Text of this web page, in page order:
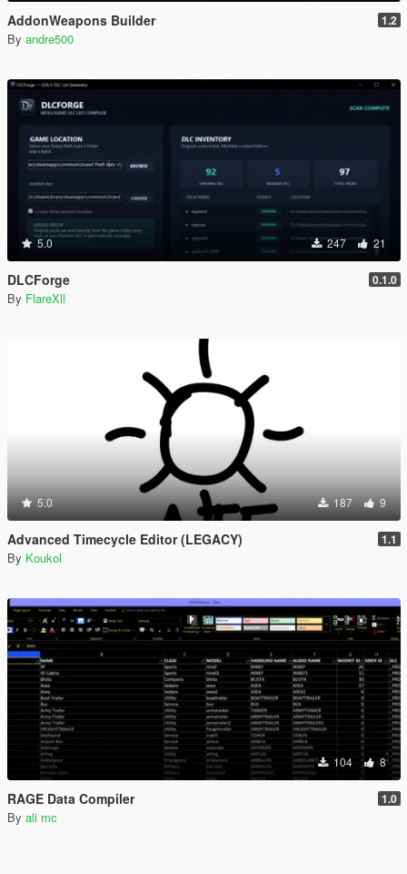
AddonWeapons Builder 1.2
By andre500
5.0 247 21
DLCForge 0.1.0
By FlareXll
5.0 187 9
Advanced Timecycle Editor (LEGACY) 1.1
By Koukol
104 8
RAGE Data Compiler 1.0
By ali mc